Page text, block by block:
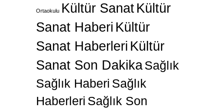
Ortaokulu Kültür SanatKültür
Sanat Haberi Kültür
Sanat Haberleri Kültür
Sanat Son DakikaSağlık
Sağlık Haberi Sağlık
Haberleri Sağlık Son